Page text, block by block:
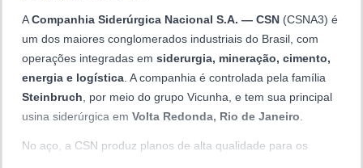
ACompanhia Siderúrgica Nacional S.A. — CSN (CSNA3) é
um dos maiores conglomerados industriais do Brasil, com
operações integradas em siderurgia, mineração, cimento,
energia e logística . A companhia é controlada pela família
Steinbruch , por meio do grupo Vicunha, e tem sua principal
usina siderúrgica em Volta Redonda, Rio de Janeiro
No aço, a CSN produz planos de alta qualidade para os